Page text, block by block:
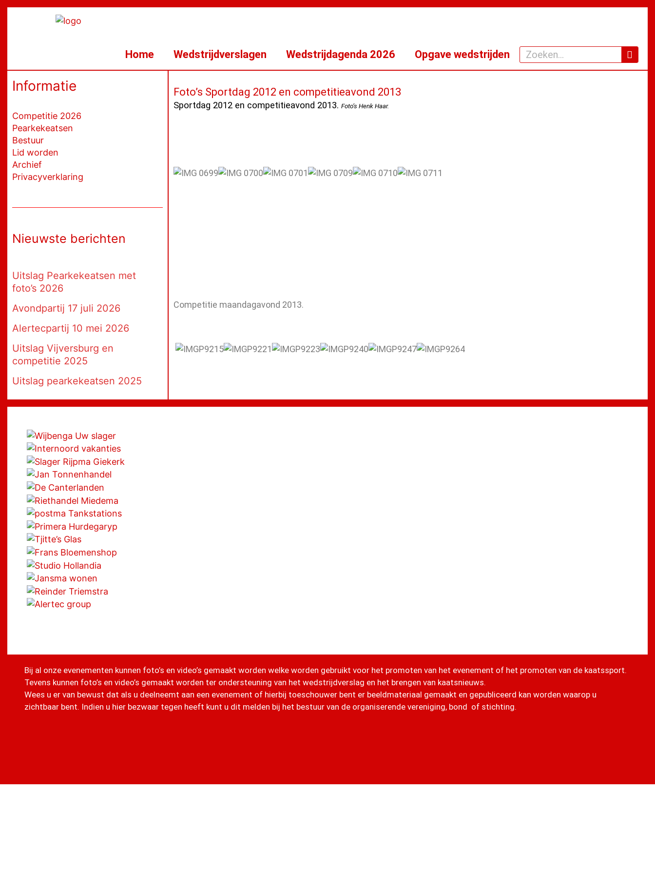
Ga
Home Wedstrijdverslagen Wedstrijdagenda 2026 Opgave wedstrijden Zoeken
Informatie
Competitie 2026
Pearkekeatsen
Bestuur
Lid worden
Archief
Privacyverklaring
Nieuwste berichten
Uitslag Pearkekeatsen met
foto’s 2026
Avondpartij 17 juli 2026
Alertecpartij 10 mei 2026
Uitslag Vijversburg en
competitie 2025
Uitslag pearkekeatsen 2025
Foto’s Sportdag 2012 en competitieavond 2013
Sportdag 2012 en competitieavond 2013. Foto’s Henk Haar.
Competitie maandagavond 2013.
Bij al onze evenementen kunnen foto’s en video’s gemaakt worden welke worden gebruikt voor het promoten van het evenement of het promoten van de kaatssport.
Tevens kunnen foto’s en video’s gemaakt worden ter ondersteuning van het wedstrijdverslag en het brengen van kaatsnieuws.
Wees u er van bewust dat als u deelneemt aan een evenement of hierbij toeschouwer bent er beeldmateriaal gemaakt en gepubliceerd kan worden waarop u
zichtbaar bent. Indien u hier bezwaar tegen heeft kunt u dit melden bij het bestuur van de organiserende vereniging, bond of stichting.